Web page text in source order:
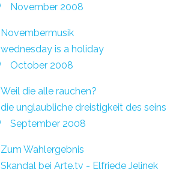
November 2008
Novembermusik
wednesday is a holiday
October 2008
Weil die alle rauchen?
die unglaubliche dreistigkeit des seins
September 2008
Zum Wahlergebnis
Skandal bei Arte.tv - Elfriede Jelinek